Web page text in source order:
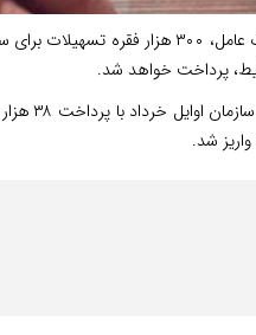
پرداخت خواهد شد.